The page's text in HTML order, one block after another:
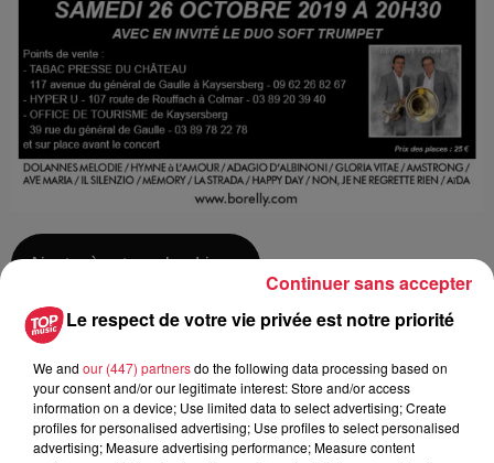
Ajouter à votre calendrier
Date
au26 octobre 2019 à 0h00
Le respect de votre vie privée est notre priorité
We and our (447) partnersdo the following data processing based on
your consent and/or our legitimate interest: Store and/or access
information on a device; Use limited data to select advertising; Create
profiles for personalised advertising; Use profiles to select personalised
advertising; Measure advertising performance; Measure content
Continuer sans accepter